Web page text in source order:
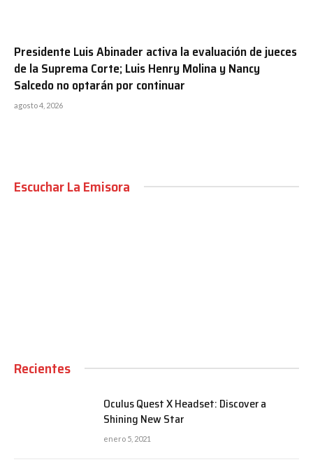
Presidente Luis Abinader activa la evaluación de jueces
de la Suprema Corte; Luis Henry Molina y Nancy
Salcedo no optarán por continuar
agosto 4, 2026
Escuchar La Emisora
Recientes
Oculus Quest X Headset: Discover a
Shining New Star
enero 5, 2021